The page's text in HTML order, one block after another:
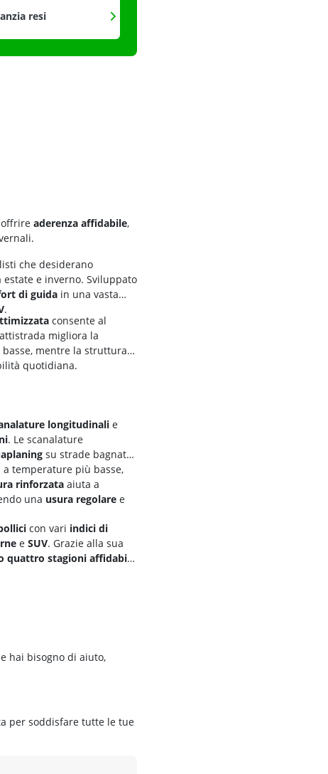
resi
aderenza affidabile,
che desiderano
e inverno. Sviluppato
di guida in una vasta
.
consente al
migliora la
mentre la struttura
quotidiana.
longitudinali e
. Le scanalature
su strade bagnate.
temperature più basse,
rinforzata aiuta a
una usura regolare e
con vari indici di
e SUV. Grazie alla sua
quattro stagioni affidabile
hai bisogno di aiuto,
per soddisfare tutte le tue